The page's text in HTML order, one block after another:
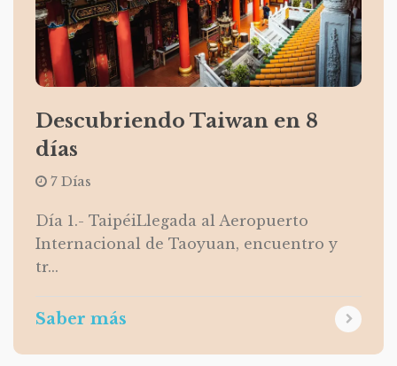
Descubriendo Taiwan en 8
días
7 Días
Día 1.- TaipéiLlegada al Aeropuerto
Internacional de Taoyuan, encuentro y
tr...
Saber más